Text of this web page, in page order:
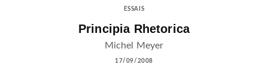
ESSAIS
Principia Rhetorica
Michel Meyer
17/09/2008